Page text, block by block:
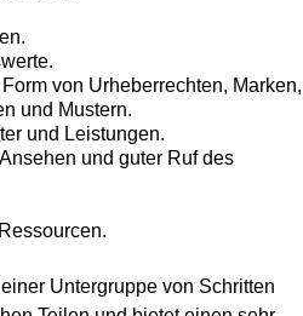
von Urheberrechten, Marken,
und Mustern.
und Leistungen.
und guter Ruf des
Untergruppe von Schritten